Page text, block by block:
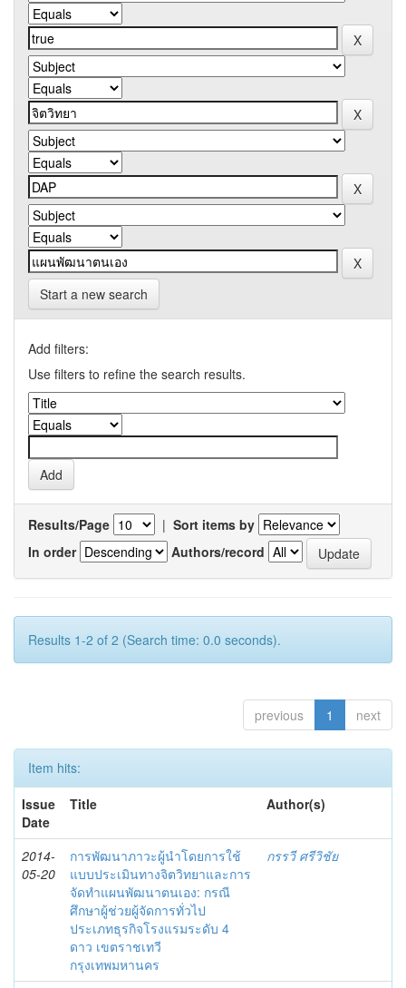
Start a new search
Add filters:
Use filters to refine the search results.
Results/Page | Sort items by
In order
Authors/record
Results 1-2 of 2 (Search time: 0.0 seconds).
previous 1 next
Item hits:
Issue
Date
Title Author(s)
2014-
05-20
การพัฒนาภาวะผู้นำโดยการใช้
แบบประเมินทางจิตวิทยาและการ
จัดทำแผนพัฒนาตนเอง: กรณี
ศึกษาผู้ช่วยผู้จัดการทั่วไป
ประเภทธุรกิจโรงแรมระดับ 4
ดาว เขตราชเทวี
กรุงเทพมหานคร
กรรวี ศรีวิชัย